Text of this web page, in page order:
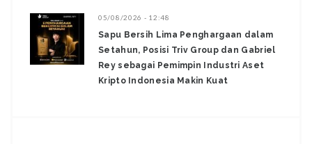
05/08/2026 - 12:48
Sapu Bersih Lima Penghargaan dalam
Setahun, Posisi Triv Group dan Gabriel
Rey sebagai Pemimpin Industri Aset
Kripto Indonesia Makin Kuat